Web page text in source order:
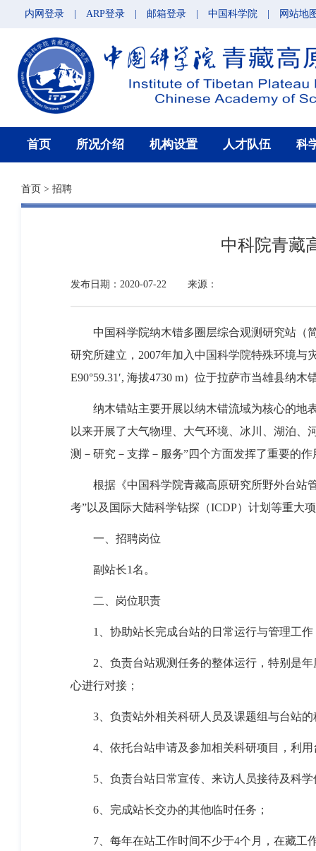
内网登录 ARP登录 邮箱登录 中国科学院 网站地
首页 所况介绍 机构设置 人才队伍 科
首页 > 招聘
中科院青藏
发布日期：2020-07-22 来源：
中国科学院纳木错多圈层综合观测研究站（简
研究所建立，2007年加入中国科学院特殊环境与
E90°59.31′, 海拔4730 m）位于拉萨市当雄县纳
纳木错站主要开展以纳木错流域为核心的地
以来开展了大气物理、大气环境、冰川、湖泊、
测－研究－支撑－服务”四个方面发挥了重要的作
根据《中国科学院青藏高原研究所野外台站
考”以及国际大陆科学钻探（ICDP）计划等重大
一、招聘岗位
副站长1名。
二、岗位职责
1、协助站长完成台站的日常运行与管理工作
2、负责台站观测任务的整体运行，特别是
心进行对接；
3、负责站外相关科研人员及课题组与台站
4、依托台站申请及参加相关科研项目，利
5、负责台站日常宣传、来访人员接待及科
6、完成站长交办的其他临时任务；
7、每年在站工作时间不少于4个月，在藏工